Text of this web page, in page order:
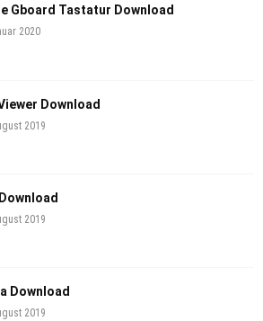
Gboard Tastatur Download
2020
Download
2019
2019
Download
2019